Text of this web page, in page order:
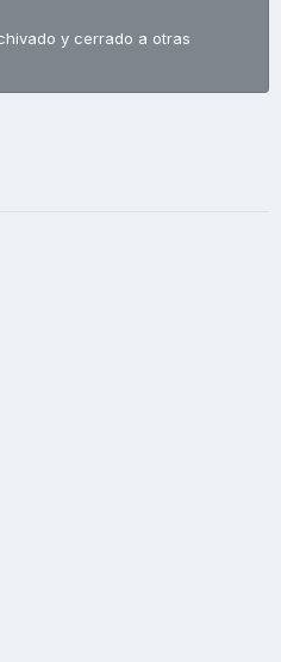
y cerrado a otras